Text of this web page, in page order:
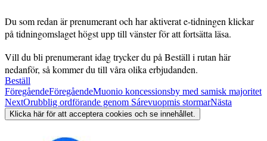
Du som redan är prenumerant och har aktiverat e-tidningen klickar
på tidningomslaget högst upp till vänster för att fortsätta läsa.
Vill du bli prenumerant idag trycker du på Beställ i rutan här
nedanför, så kommer du till våra olika erbjudanden.
Beställ
FöregåendeFöregåendeMuonio koncessionsby med samisk majoritet
NextOrubblig ordförande genom Sárevuopmis stormarNästa
Klicka här för att acceptera cookies och se innehållet.